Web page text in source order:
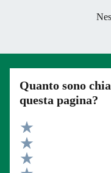
Quanto sono
questa pagina?
Valuta 5 stelle su 5
Valuta 4 stelle su 5